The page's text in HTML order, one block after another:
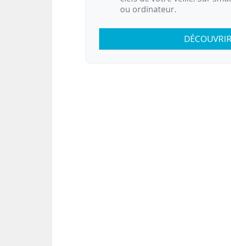
ou ordinateur.
DÉCOUVRIR